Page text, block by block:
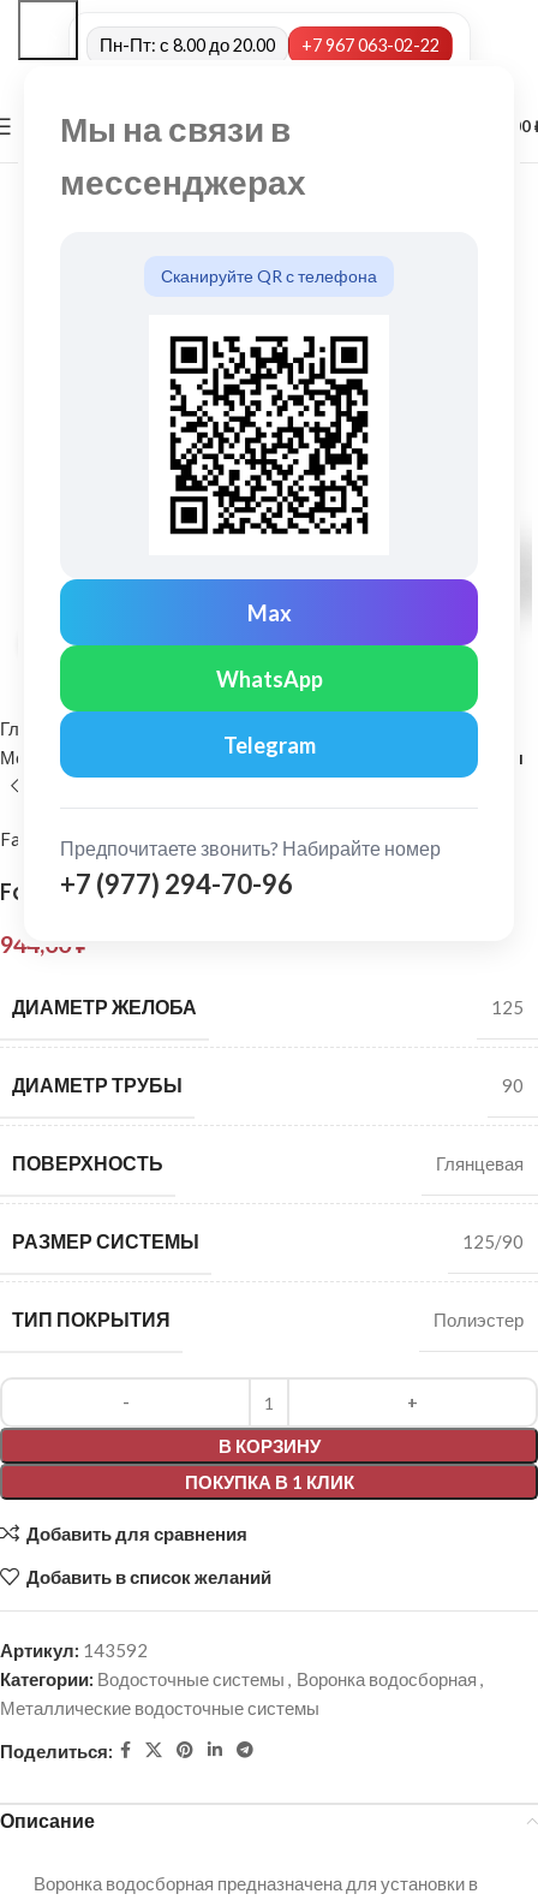
Мы на связи в
мессенджерах
Сканируйте QR с телефона
Max
WhatsApp
Telegram
Предпочитаете звонить? Набирайте номер
+7 (977) 294-70-96
Пн-Пт: с 8.00 до 20.00 +7 967 063-02-22
МЕНЮ 0,00
Нажмите, чтобы увеличить
Главная
Металлические водосточные системы
Воронка водосборная
FarAcs
FarAcs: Воронка водосборная Ral 9003
944,00₽
ДИАМЕТР ЖЕЛОБА 125
ДИАМЕТР ТРУБЫ 90
ПОВЕРХНОСТЬ Глянцевая
РАЗМЕР СИСТЕМЫ 125/90
ТИП ПОКРЫТИЯ Полиэстер
В КОРЗИНУ
ПОКУПКА В 1 КЛИК
Alternative:
Добавить для сравнения
Добавить в список желаний
Артикул: 143592
Категории: Водосточные системы , Воронка водосборная ,
Металлические водосточные системы
Поделиться:
Описание
Воронка водосборная предназначена для установки в